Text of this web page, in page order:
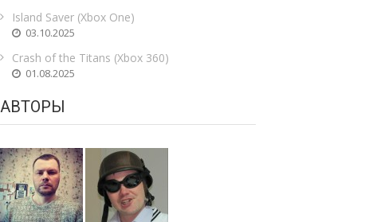
Island Saver (Xbox One)
03.10.2025
Crash of the Titans (Xbox 360)
01.08.2025
АВТОРЫ